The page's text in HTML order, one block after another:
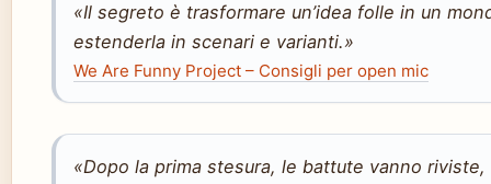
«Il segreto è trasformare un’idea folle in un
estenderla in scenari e varianti.»
We Are Funny Project – Consigli per open mic
«Dopo la prima stesura, le battute vanno